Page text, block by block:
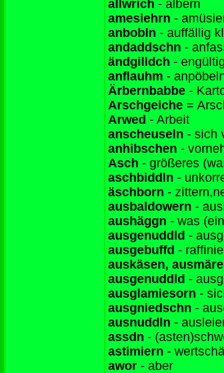
allwrich - albern
amesiehrn -
anbobln - auffällig
andaddschn -
ändgilldch -
anflauhm -
Ärbernbabbe -
Arschgeiche =
Arwed - Arbeit
anscheuseln - sich
anhibschen -
Asch - größeres
aschbiddln -
äschborn -
ausbaldowern -
aushäggn - was
ausgenuddld -
ausgebuffd -
auskäsen,
ausgenuddld -
ausglamiesorn -
ausgniedschn -
ausnuddln -
assdn -
astimiern -
awor - aber